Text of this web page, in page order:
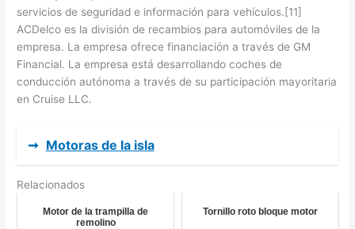
servicios de seguridad e información para vehículos.[11]
ACDelco es la división de recambios para automóviles de la
empresa. La empresa ofrece financiación a través de GM
Financial. La empresa está desarrollando coches de
conducción autónoma a través de su participación mayoritaria
en Cruise LLC.
➞ Motoras de la isla
Relacionados
Motor de la trampilla de
remolino
Tornillo roto bloque motor